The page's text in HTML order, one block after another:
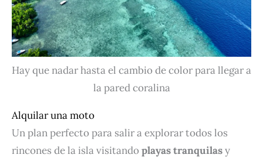
Hay que nadar hasta el cambio de color para llegar a
la pared coralina
Alquilar una moto
Un plan perfecto para salir a explorar todos los
rincones de la isla visitandoplayas tranquilasy